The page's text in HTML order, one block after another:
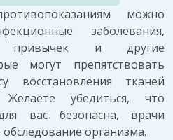
можно
заболевания,
привычек и другие
могут препятствовать
восстановления тканей
убедиться, что
вас безопасна, врачи
организма.